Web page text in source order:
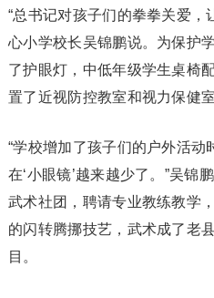
“总书记对孩子们的拳拳关爱，
心小学校长吴锦鹏说。为保护
了护眼灯，中低年级学生桌椅
置了近视防控教室和视力保健室
“学校增加了孩子们的户外活
在‘小眼镜’越来越少了。”吴锦
武术社团，聘请专业教练教学
的闪转腾挪技艺，武术成了老
目。